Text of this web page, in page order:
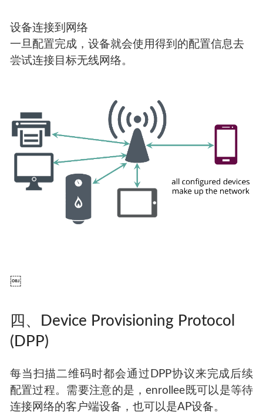
会生成属于该设备与网络间独特的安全证书，保
护双方的通信。
设备连接到网络
一旦配置完成，设备就会使用得到的配置信息去
尝试连接目标无线网络。
￼